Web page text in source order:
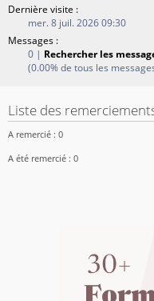
Dernière visite :
mer. 8 juil. 2026 09:30
Messages :
0 | Rechercher les
(0.00% de tous les
Liste des
A remercié : 0
A été remercié : 0